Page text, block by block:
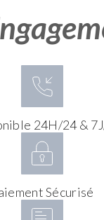
24H/24 &
Sécurisé